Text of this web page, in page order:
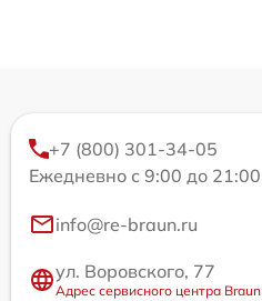
+7 (800) 301-34-05
Ежедневно с 9:00 до 21:00
info@re-braun.ru
ул. Воровского, 77
Адрес сервисного центра Braun